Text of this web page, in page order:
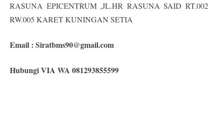
RASUNA EPICENTRUM ,JL.HR RASUNA SAID RT.002
RW.005 KARET KUNINGAN SETIA
Email : Siratbms90@gmail.com
Hubungi VIA WA 081293855599